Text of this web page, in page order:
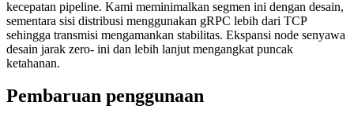
kecepatan pipeline. Kami meminimalkan segmen ini dengan desain,
sementara sisi distribusi menggunakan gRPC lebih dari TCP
sehingga transmisi mengamankan stabilitas. Ekspansi node senyawa
desain jarak zero- ini dan lebih lanjut mengangkat puncak
ketahanan.
Pembaruan penggunaan